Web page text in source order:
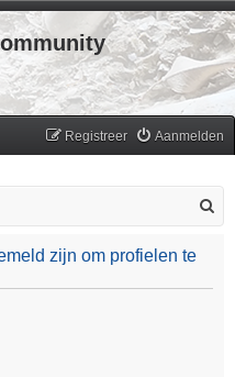
Aanmelden
Registreer
zijn om profielen te